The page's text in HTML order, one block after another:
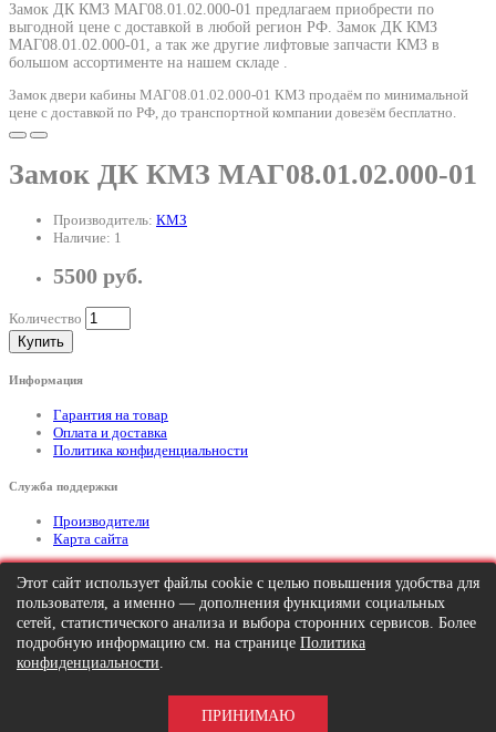
Замок ДК КМЗ МАГ08.01.02.000-01 предлагаем приобрести по
выгодной цене с доставкой в любой регион РФ. Замок ДК КМЗ
МАГ08.01.02.000-01, а так же другие лифтовые запчасти КМЗ в
большом ассортименте на нашем складе .
Замок двери кабины МАГ08.01.02.000-01 КМЗ продаём по минимальной
цене с доставкой по РФ, до транспортной компании довезём бесплатно.
Замок ДК КМЗ МАГ08.01.02.000-01
Производитель: КМЗ
Наличие: 1
5500 руб.
Количество
Купить
Информация
Гарантия на товар
Оплата и доставка
Политика конфиденциальности
Служба поддержки
Производители
Карта сайта
Дополнительно
Тел: +7 (495) 646-82-95 mailto:info@apexx.ru
Вся информация и цены на товар, размещенные на данном сайте, носят
информационный характер и ни при каких обстоятельствах не является
публичной офертой!
Этот сайт использует файлы cookie с целью повышения удобства для
пользователя, а именно — дополнения функциями социальных
сетей, статистического анализа и выбора сторонних сервисов. Более
подробную информацию см. на странице Политика
конфиденциальности.
ПРИНИМАЮ